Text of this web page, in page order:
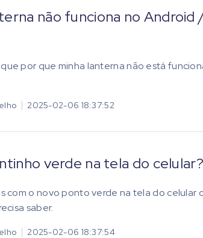
não funciona no
por que minha lanterna não está
2025-02-06 18:37:52
verde na tela do
com o novo ponto verde na tela do celular
saber.
2025-02-06 18:37:54